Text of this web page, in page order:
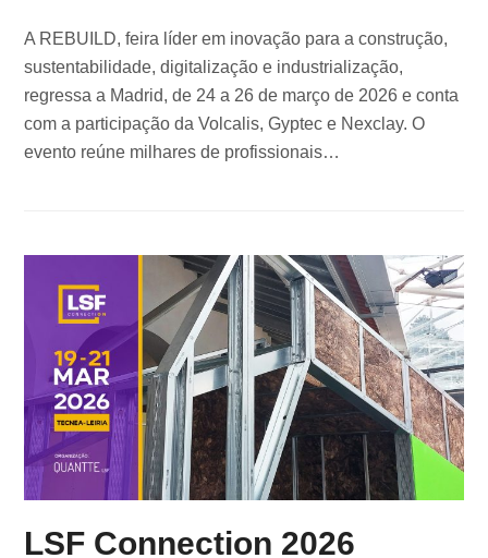
A REBUILD, feira líder em inovação para a construção,
sustentabilidade, digitalização e industrialização,
regressa a Madrid, de 24 a 26 de março de 2026 e conta
com a participação da Volcalis, Gyptec e Nexclay. O
evento reúne milhares de profissionais…
LSF Connection 2026